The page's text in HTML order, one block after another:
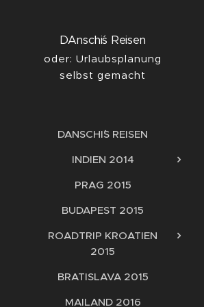
DAnschi´s Reisen
oder: Urlaubsplanung
selbst gemacht
DANSCHI´S REISEN
INDIEN 2014
PRAG 2015
BUDAPEST 2015
ROADTRIP KROATIEN
2015
BRATISLAVA 2015
MAILAND 2016